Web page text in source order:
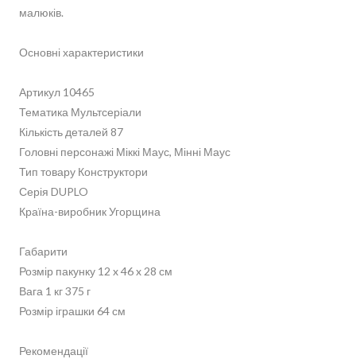
малюків.
Основні характеристики
Артикул 10465
Тематика Мультсеріали
Кількість деталей 87
Головні персонажі Міккі Маус, Мінні Маус
Тип товару Конструктори
Серія DUPLO
Країна-виробник Угорщина
Габарити
Розмір пакунку 12 x 46 x 28 см
Вага 1 кг 375 г
Розмір іграшки 64 см
Рекомендації